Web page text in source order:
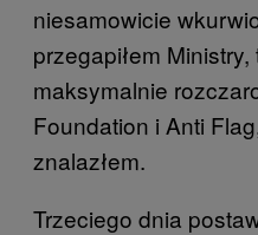
niesamowicie
przegapiłem
maksymalnie
Foundation i Anti
znalazłem.
Trzeciego dnia